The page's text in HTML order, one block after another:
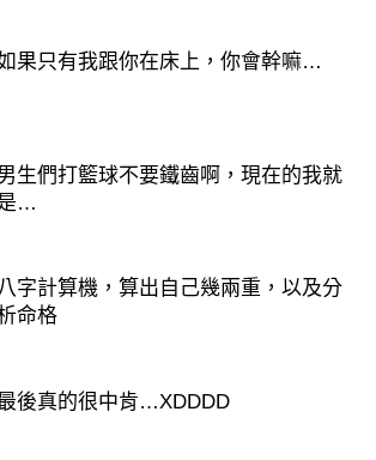
果只有我跟你在床上，你會幹嘛…
生們打籃球不要鐵齒啊，現在的我就
…
字計算機，算出自己幾兩重，以及分
命格
後真的很中肯…XDDDD